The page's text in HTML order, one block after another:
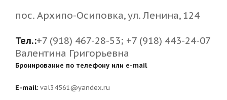
пос. Архипо-Осиповка, ул. Ленина, 124
Тел.:+7 (918) 467-28-53; +7 (918) 443-24-07
Валентина Григорьевна
Бронирование по телефону или e-mail
E-mail: val34561@yandex.ru